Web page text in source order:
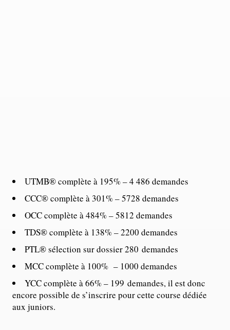
UTMB® complète à 195% – 4 486 demandes
CCC® complète à 301% – 5728 demandes
OCC complète à 484% – 5812 demandes
TDS® complète à 138% – 2200 demandes
PTL® sélection sur dossier 280 demandes
MCC complète à 100% – 1000 demandes
YCC complète à 66% – 199 demandes, il est donc
encore possible de s’inscrire pour cette course dédiée
aux juniors.